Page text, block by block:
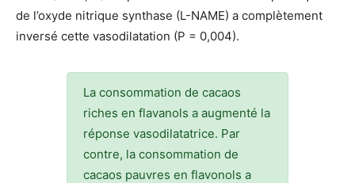
de l’oxyde nitrique synthase (L-NAME) a complètement
inversé cette vasodilatation (P = 0,004).
La consommation de cacaos
riches en flavanols a augmenté la
réponse vasodilatatrice. Par
contre, la consommation de
cacaos pauvres en flavonols a